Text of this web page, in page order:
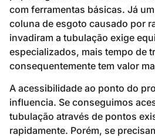
com ferramentas básicas. Já
coluna de esgoto causado por
invadiram a tubulação exige
especializados, mais tempo de
consequentemente tem valor
A acessibilidade ao ponto do
influencia. Se conseguimos
tubulação através de pontos
rapidamente. Porém, se